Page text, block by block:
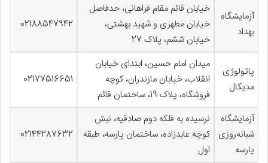
آزمایشگاه
بهداد
خیابان قائم مقام فراهانی، حدفاصل
خیابان مطهری و شهید بهشتی،
خیابان ششم، پلاک 27
02188547942
پاتولوژی
مدیکال
میدان امام حسین، ابتدای خیابان
انقلاب، خیابان مازندران، کوچه
فروشگاه، پلاک 19، ساختمان قائم
02177516651
آزمایشگاه
شبانه‌‌روزی
پارسه
نرسیده به فلکه دوم صادقیه، نبش
کوچه عابدزاده، ساختمان پارسه، طبقه
اول
02144287632